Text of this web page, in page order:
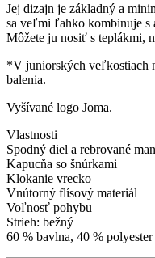
Jej dizajn je základný a
sa veľmi ľahko kombinuje s
Môžete ju nosiť s teplákmi,
*V juniorských veľkostiach
balenia.
Vyšívané logo Joma.
Vlastnosti
Spodný diel a rebrované
Kapucňa so šnúrkami
Klokanie vrecko
Vnútorný flísový materiál
Voľnosť pohybu
Strieh: bežný
60 % bavlna, 40 % polyester